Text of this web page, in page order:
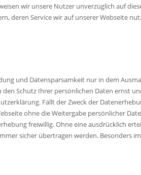
wir unsere Nutzer unverzüglich auf
deren Service wir auf unserer Webseite
und Datensparsamkeit nur in dem
Schutz Ihrer persönlichen Daten ernst
Fällt der Zweck der
ohne die Weitergabe persönlicher
freiwillig. Ohne eine ausdrücklich
sicher übertragen werden. Besonders